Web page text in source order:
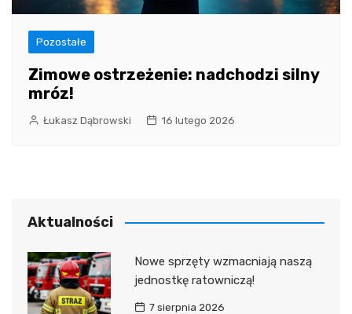
Pozostałe
Zimowe ostrzeżenie: nadchodzi silny
mróz!
Łukasz Dąbrowski 16 lutego 2026
Aktualności
Nowe sprzęty wzmacniają naszą
jednostkę ratowniczą!
7 sierpnia 2026